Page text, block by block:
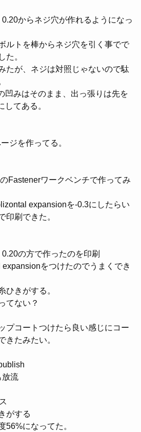
0.20からネジ穴が作れるようになっ
ルトを棒からネジ穴を引く事でで
た。
たが、ネジは対照じゃないので駄
凹みはそのまま、出っ張りは先を
してある。
ジを作ってる。
Fastenerワークベンチで作ってみ
expansionを-0.3にしたらい
印刷できた。
の方で作ったのを印刷
expansionをつけたのでうまくでき
ひきがする。
てない？
プコートつけたら良い感じにコー
きたみたい。
放流
がする
56%になってた。